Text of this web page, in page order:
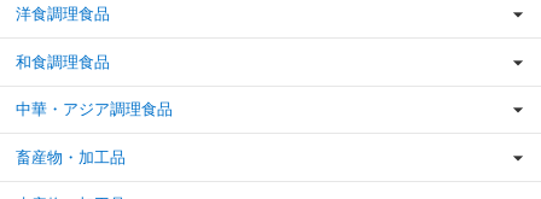
洋食調理食品
和食調理食品
中華・アジア調理食品
畜産物・加工品